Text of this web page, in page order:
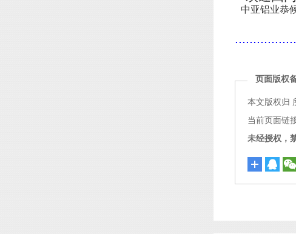
中亚铝业恭
页面版权
本文版权归
当前页面链
未经授权，